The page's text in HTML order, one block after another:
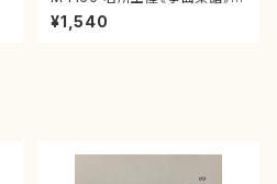
（箏/宮城喜代子・宮城数江著・
宮城宗家監修/箏曲古典楽譜）
¥1,540